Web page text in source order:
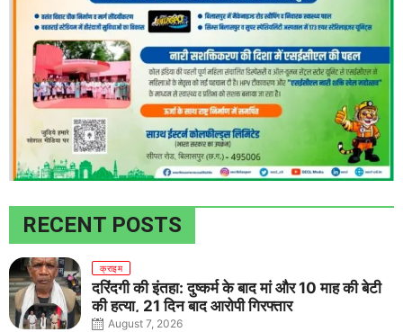
RECENT POSTS
क्राइम
दरिंदगी की इंतहा: दुष्कर्म के बाद मां और 10 माह की बेटी
की हत्या, 21 दिन बाद आरोपी गिरफ्तार
August 7, 2026